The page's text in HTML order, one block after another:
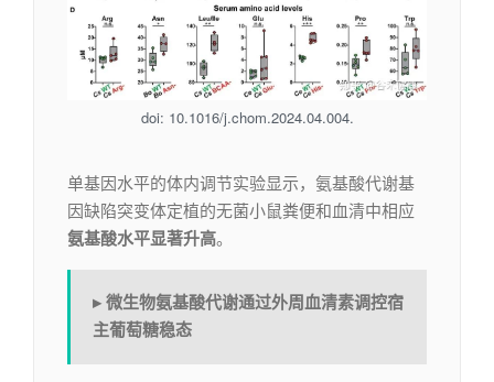
doi: 10.1016/j.chom.2024.04.004.
单基因水平的体内调节实验显示，氨基酸代谢基
因缺陷突变体定植的无菌小鼠粪便和血清中相应
氨基酸水平显著升高。
▸ 微生物氨基酸代谢通过外周血清素调控宿
主葡萄糖稳态